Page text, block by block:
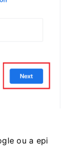
ou a epi